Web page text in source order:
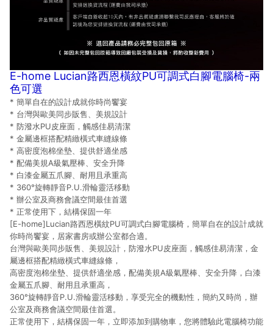
E-home Lucian路西恩橫紋PU可調式白腳電腦椅-兩
色可選
* 簡單自在的設計成就你時尚饗宴
* 台灣與歐美同步販售、美規設計
* 防潑水PU皮座面，觸感佳易清潔
* 金屬邊框搭配精緻橫式車縫線條
* 高密度泡棉坐墊、提供舒適坐感
* 配備美規A級氣壓棒、安全升降
* 白漆金屬五爪腳、耐用且承重高
* 360°旋轉靜音P.U.滑輪靈活移動
* 辦公室及商務會議空間最佳首選
* 正常使用下，結構保固一年
[E-home]Lucian路西恩橫紋PU可調式白腳電腦椅，簡單自在的設計成就
你時尚饗宴，居家書房或辦公室都合適。
台灣與歐美同步販售、美規設計，防潑水PU皮座面，觸感佳易清潔，金
屬邊框搭配精緻橫式車縫線條，
高密度泡棉坐墊、提供舒適坐感，配備美規A級氣壓棒、安全升降，白漆
金屬五爪腳、耐用且承重高，
360°旋轉靜音P.U.滑輪靈活移動，享受完全的機動性，簡約又時尚，辦
公室及商務會議空間最佳首選。
正常使用下，結構保固一年，立即添加到購物車，您將體驗此電腦椅功能